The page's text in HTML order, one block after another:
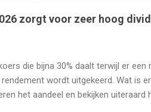
zorgt voor zeer hoog
die bijna 30% daalt terwijl er een
wordt uitgekeerd. Wat is
het aandeel en bekijken uiteraard